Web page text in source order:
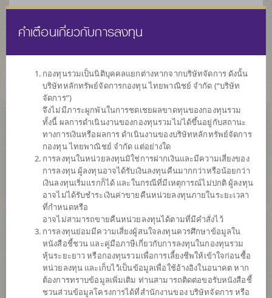
หน้าแรก รายการกองทุน ข้อมูลกองทุน
ค้นหากองทุนดีๆ กับ scbam
คำเตือนเกี่ยวกับการลงทุน
กองทุนรวมเป็นนิติบุคคลแยกต่างหากจากบริษัทจัดการ ดังนั้น
บริษัทหลักทรัพย์จัดการกองทุน ไทยพาณิชย์ จำกัด (“บริษัท
จัดการ”)
จึงไม่มีภาระผูกพันในการชดเชยผลขาดทุนของกองทุนรวม
ทั้งนี้ ผลการดำเนินงานของกองทุนรวมไม่ได้ขึ้นอยู่กับสถานะ
ทางการเงินหรือผลการ ดำเนินงานของบริษัทหลักทรัพย์จัดการ
กองทุน ไทยพาณิชย์ จำกัด แต่อย่างใด
การลงทุนในหน่วยลงทุนมิใช่การฝากเงินและมีความเสี่ยงของ
การลงทุน ผู้ลงทุนอาจได้รับเงินลงทุนคืนมากกว่าหรือน้อยกว่า
เงินลงทุนเริ่มแรกก็ได้ และในกรณีที่มีเหตุการณ์ไม่ปกติ ผู้ลงทุน
อาจไม่ได้รับชำระเงินค่าขายคืนหน่วยลงทุนภายในระยะเวลา
ที่กำหนดหรือ
อาจไม่สามารถขายคืนหน่วยลงทุนได้ตามที่มีคำสั่งไว้
การลงทุนย่อมมีความเสี่ยงผู้สนใจลงทุนควรศึกษาข้อมูลใน
หนังสือชี้ชวน และคู่มือภาษีเกี่ยวกับการลงทุนในกองทุนรวม
หุ้นระยะยาว หรือกองทุนรวมเพื่อการเลี้ยงชีพให้เข้าใจก่อนซื้อ
หน่วยลงทุน และเก็บไว้เป็นข้อมูลเพื่อใช้อ้างอิงในอนาคต หาก
ต้องการทราบข้อมูลเพิ่มเติม ท่านสามารถติดต่อขอรับหนังสือชี้
ชวนส่วนข้อมูลโครงการได้ที่สำนักงานของ บริษัทจัดการ หรือ